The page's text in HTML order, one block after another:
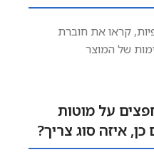
קראו את חוברת
של המוצר
על מוטות